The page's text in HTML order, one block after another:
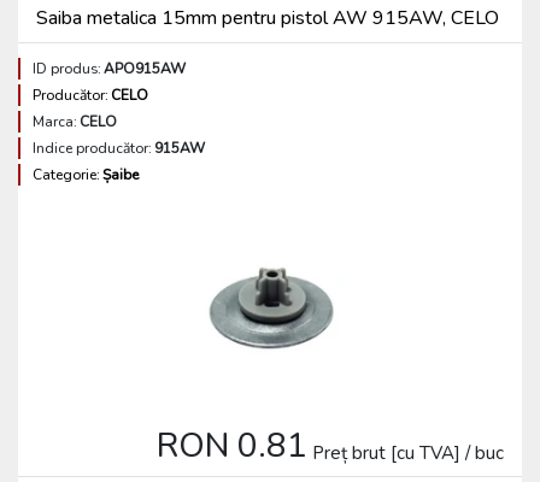
Saiba metalica 15mm pentru pistol AW 915AW, CELO
ID produs:APO915AW
Producător: CELO
Marca: CELO
Indice producător: 915AW
Categorie:Șaibe
RON 0.81 Preț brut [cu TVA] / buc